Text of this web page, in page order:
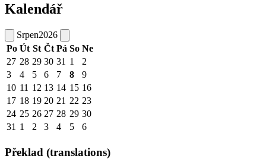
Kalendář
Srpen2026
Po Út St Čt Pá So Ne
27 28 29 30 31 1
2
3
4 5 6 7 8
9
10 11 12 13 14 15 16
17 18 19 20 21 22 23
24 25 26 27 28 29 30
31 1 2 3 4 5 6
Překlad (translations)